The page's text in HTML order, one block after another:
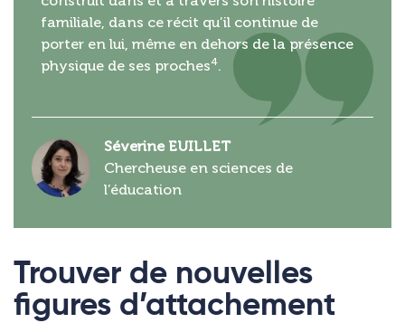
familiale, dans ce récit qu’il continue de
porter en lui, même en dehors de la présence
physique de ses proches4.
Séverine EUILLET
Chercheuse en sciences de
l’éducation
Trouver de nouvelles
figures d’attachement